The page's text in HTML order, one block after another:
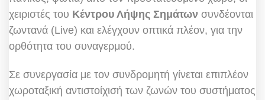
χειριστές του Κέντρου Λήψης Σημάτων συνδέονται
ζωντανά (Live) και ελέγχουν οπτικά πλέον, για την
ορθότητα του συναγερμού.
Σε συνεργασία με τον συνδρομητή γίνεται επιπλέον
χωροταξική αντιστοίχισή των ζωνών του συστήματος